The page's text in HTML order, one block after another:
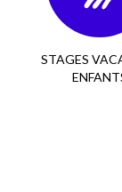
STAGES